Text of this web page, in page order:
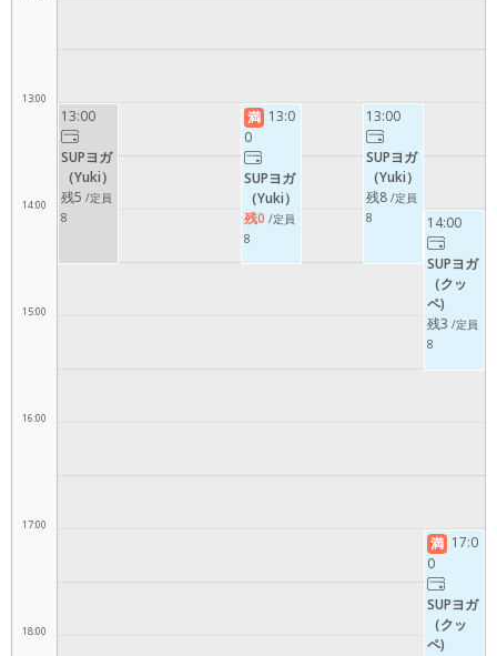
13:00
14:00
15:00
16:00
17:00
18:00
13:00
SUPヨガ
（Yuki）
残5 /定員
8
満 13:0
0
SUPヨガ
（Yuki）
残0 /定員
8
13:00
SUPヨガ
（Yuki）
残8 /定員
8
14:00
SUPヨガ
（クッ
ペ)
残3 /定員
8
満 17:0
0
SUPヨガ
（クッ
ペ)